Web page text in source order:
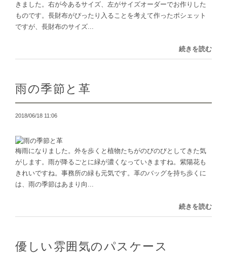
きました。右が今あるサイズ、左がサイズオーダーでお作りした
ものです。長財布がぴったり入ることを考えて作ったポシェット
ですが、長財布のサイズ...
続きを読む
雨の季節と革
2018/06/18 11:06
梅雨になりました。外を歩くと植物たちがのびのびとしてきた気
がします。雨が降るごとに緑が濃くなっていきますね。紫陽花も
きれいですね。事務所の緑も元気です。革のバッグを持ち歩くに
は、雨の季節はあまり向...
続きを読む
優しい雰囲気のパスケース